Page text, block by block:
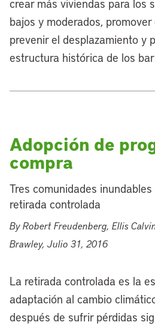
crear más viviendas para los
bajos y moderados,
prevenir el desplazamiento y
estructura histórica de los
Adopción de
compra
Tres comunidades
retirada controlada
By Robert Freudenberg, Ellis
Brawley, Julio 31, 2016
La retirada controlada es la
adaptación al cambio
después de sufrir pérdidas